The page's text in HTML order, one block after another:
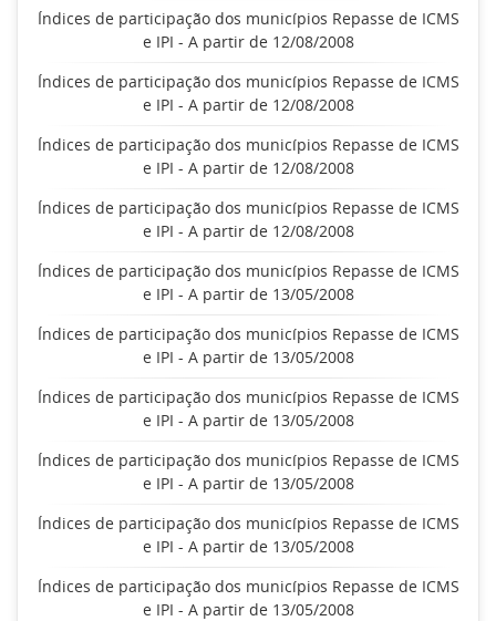
Índices de participação dos municípios Repasse de ICMS
e IPI - A partir de 12/08/2008
Índices de participação dos municípios Repasse de ICMS
e IPI - A partir de 12/08/2008
Índices de participação dos municípios Repasse de ICMS
e IPI - A partir de 12/08/2008
Índices de participação dos municípios Repasse de ICMS
e IPI - A partir de 12/08/2008
Índices de participação dos municípios Repasse de ICMS
e IPI - A partir de 13/05/2008
Índices de participação dos municípios Repasse de ICMS
e IPI - A partir de 13/05/2008
Índices de participação dos municípios Repasse de ICMS
e IPI - A partir de 13/05/2008
Índices de participação dos municípios Repasse de ICMS
e IPI - A partir de 13/05/2008
Índices de participação dos municípios Repasse de ICMS
e IPI - A partir de 13/05/2008
Índices de participação dos municípios Repasse de ICMS
e IPI - A partir de 13/05/2008